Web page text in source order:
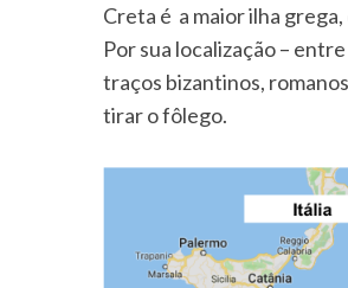
Creta é a maior ilha
Por sua localização –
traços bizantinos,
tirar o fôlego.